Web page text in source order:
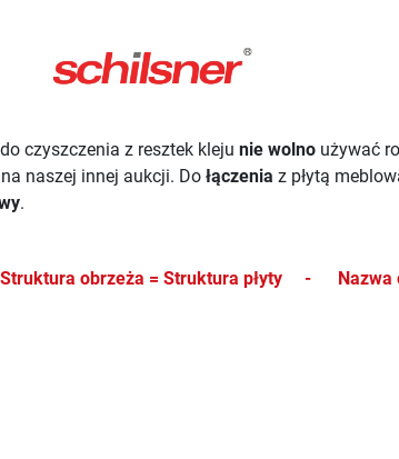
czyszczenia z resztek kleju nie wolno używać
naszej innej aukcji. Do łączenia z płytą
.
Struktura obrzeża = Struktura płyty - Nazwa